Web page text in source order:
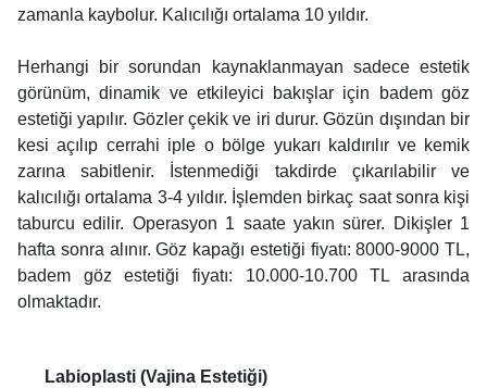
zamanla kaybolur. Kalıcılığı ortalama 10 yıldır.
Herhangi bir sorundan kaynaklanmayan sadece estetik
görünüm, dinamik ve etkileyici bakışlar için badem göz
estetiği yapılır. Gözler çekik ve iri durur. Gözün dışından bir
kesi açılıp cerrahi iple o bölge yukarı kaldırılır ve kemik
zarına sabitlenir. İstenmediği takdirde çıkarılabilir ve
kalıcılığı ortalama 3-4 yıldır. İşlemden birkaç saat sonra kişi
taburcu edilir. Operasyon 1 saate yakın sürer. Dikişler 1
hafta sonra alınır. Göz kapağı estetiği fiyatı: 8000-9000 TL,
badem göz estetiği fiyatı: 10.000-10.700 TL arasında
olmaktadır.
Labioplasti (Vajina Estetiği)